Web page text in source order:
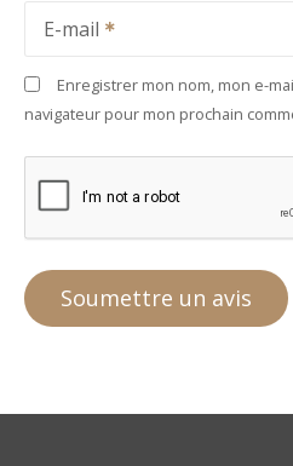
E-mail
Enregistrer mon nom, mon e-
navigateur pour mon prochain